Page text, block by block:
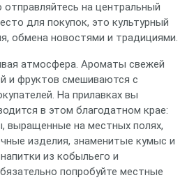
на центральный
для покупок, это культурный
обмена новостями и традициями.
атмосфера. Ароматы свежей
и фруктов смешиваются с
На прилавках вы
в этом благодатном крае:
выращенные на местных полях,
изделия, знаменитые кумыс и
из кобыльего и
попробуйте местные